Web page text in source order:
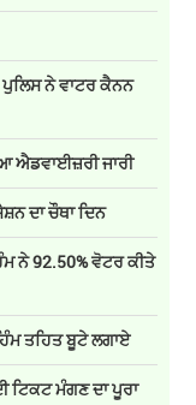
ਨੇ ਵਾਟਰ ਕੈਨਨ
ਐਡਵਾਈਜ਼ਰੀ ਜਾਰੀ
ਦਾ ਚੌਥਾ ਦਿਨ
92.50% ਵੋਟਰ ਕੀਤੇ
ਤਹਿਤ ਬੂਟੇ ਲਗਾਏ
ਟਿਕਟ ਮੰਗਣ ਦਾ ਪੂਰਾ